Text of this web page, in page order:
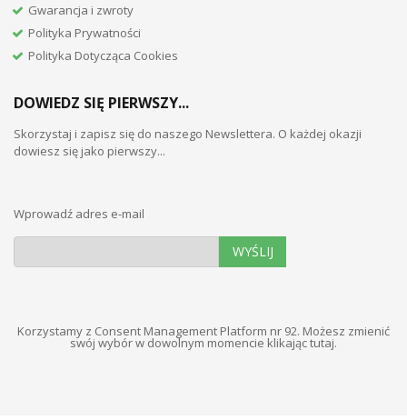
Gwarancja i zwroty
Polityka Prywatności
Polityka Dotycząca Cookies
DOWIEDZ SIĘ PIERWSZY...
Skorzystaj i zapisz się do naszego Newslettera. O każdej okazji
dowiesz się jako pierwszy...
Wprowadź adres e-mail
WYŚLIJ
Korzystamy z Consent Management Platform nr 92. Możesz zmienić
swój wybór w dowolnym momencie klikając tutaj.